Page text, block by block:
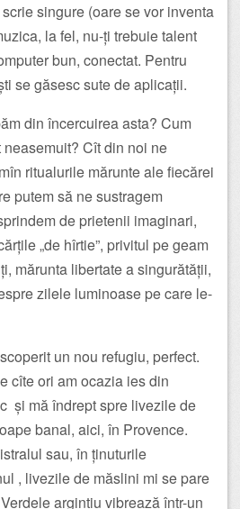
singure (oare se vor inventa
la fel, nu-ți trebuie talent
bun, conectat. Pentru
se găsesc sute de aplicații.
din încercuirea asta? Cum
Cît din noi ne
ritualurile mărunte ale fiecărei
putem să ne sustragem
de prietenii imaginari,
„de hîrtie”, privitul pe geam
mărunta libertate a singurătății,
zilele luminoase pe care le-
un nou refugiu, perfect.
cîte ori am ocazia ies din
și mă îndrept spre livezile de
banal, aici, în Provence.
sau, în ținuturile
, livezile de măslini mi se pare
argintiu vibrează într-un